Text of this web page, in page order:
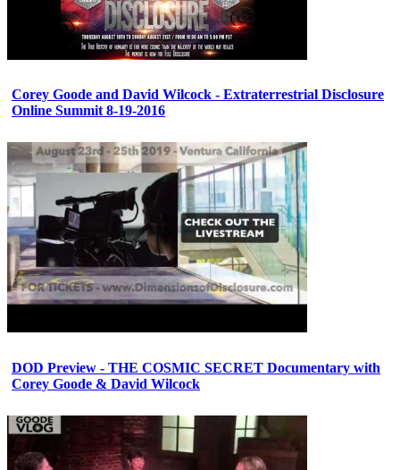
Corey Goode and David Wilcock - Extraterrestrial Disclosure
Online Summit 8-19-2016
DOD Preview - THE COSMIC SECRET Documentary with
Corey Goode & David Wilcock